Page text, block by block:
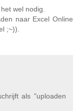
wel nodig.
naar Excel Online
;~)).
als "uploaden